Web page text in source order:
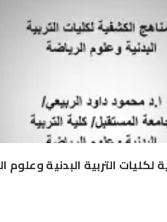
التربية البدنية وعلوم